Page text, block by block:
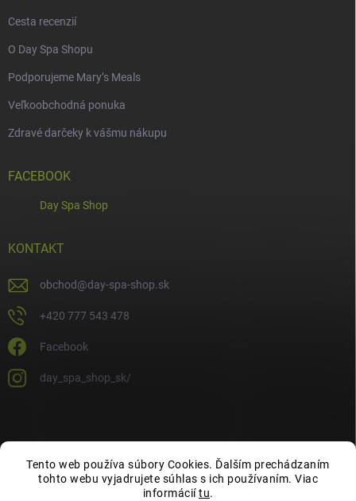
Tento web používa súbory Cookies. Ďalším prechádzaním
tohto webu vyjadrujete súhlas s ich používaním. Viac
informáciítu.
Cesta recenzií
O Day Spa Shopu
Podporujeme Mary’s Meals
Veľkoobchodná ponuka
Zdravé darčeky k vášmu nákupu
FACEBOOK
Day Spa Shop
KONTAKT
obchod@day-spa-shop.sk
+420 777 543 478
Facebook
day_spa_shop_sk/